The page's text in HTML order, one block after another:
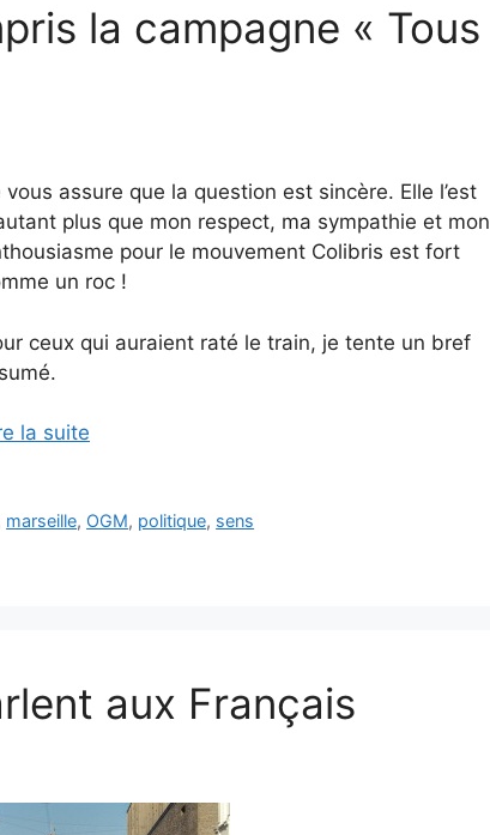
la campagne « Tous
vous assure que la question est sincère. Elle l’est
plus que mon respect, ma sympathie et mon
pour le mouvement Colibris est fort
un roc !
ceux qui auraient raté le train, je tente un bref
la suite
marseille, OGM, politique, sens
aux Français